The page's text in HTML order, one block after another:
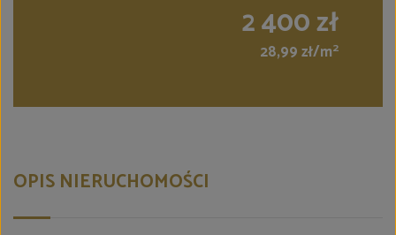
2 400 zł
28,99 zł/m2
OPIS NIERUCHOMOŚCI